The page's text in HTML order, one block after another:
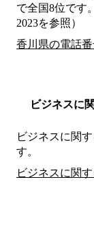
で全国8位です
2023を参照）
香川県の電話
ビジネスに
ビジネスに関
す。
ビジネスに関